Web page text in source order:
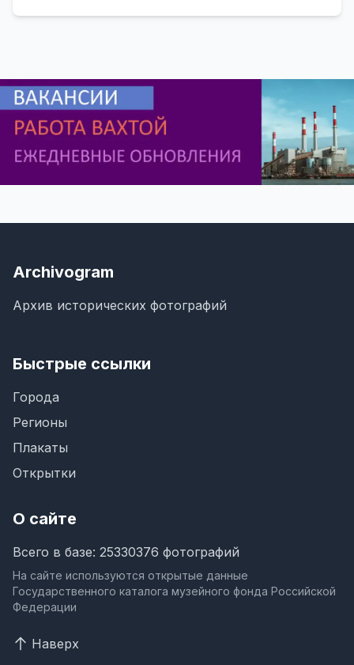
Archivogram
Архив исторических фотографий
Быстрые ссылки
Города
Регионы
Плакаты
Открытки
О сайте
Всего в базе: 25330376 фотографий
На сайте используются открытые данные
Государственного каталога музейного фонда Российской
Федерации
Наверх